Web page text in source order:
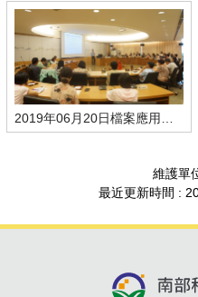
2019年06月20日檔案應用加值與推廣績效規劃與展現-學員上課情形
維護單
最近更新時間 :